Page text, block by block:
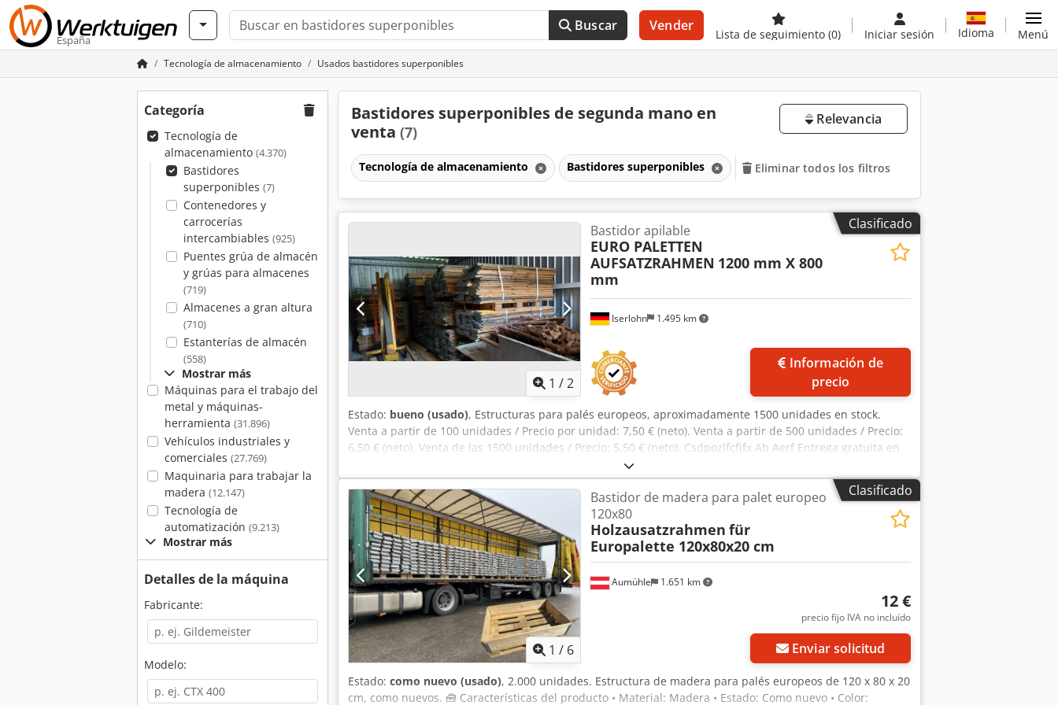
España
Buscar Vender
Lista de seguimiento (0) Iniciar sesión Idioma Menú
Tecnología de almacenamiento Usados bastidores superponibles
Categoría
Tecnología de
almacenamiento (4.370)
Bastidores
superponibles (7)
Contenedores y
carrocerías
intercambiables (925)
Puentes grúa de almacén
y grúas para almacenes
(719)
Almacenes a gran altura
(710)
Estanterías de almacén
(558)
Mostrar más
Máquinas para el trabajo del
metal y máquinas-
herramienta (31.896)
Vehículos industriales y
comerciales (27.769)
Maquinaria para trabajar la
madera (12.147)
Tecnología de
automatización (9.213)
Mostrar más
Detalles de la máquina
Fabricante:
Modelo:
Bastidores superponibles de segunda mano en
venta (7)
Relevancia
Tecnología de almacenamiento Bastidores superponibles Eliminar todos los filtros
Clasificado
Pedir más fotos
1 /2
Iserlohn 1.495 km
Bastidor apilable
EURO PALETTEN
AUFSATZRAHMEN 1200 mm X 800
mm
precio
Estado: bueno (usado), Estructuras para palés europeos, aproximadamente 1500 unidades en stock.
Venta a partir de 100 unidades / Precio por unidad: 7,50 € (neto). Venta a partir de 500 unidades / Precio:
6,50 € (neto). Venta de las 1500 unidades / Precio: 5,50 € (neto). Csdpozlfcfjfx Ab Aerf Entrega gratuita en
Clasificado
1 / 6
Aumühle 1.651 km
Bastidor de madera para palet europeo
120x80
Holzausatzrahmen für
Europalette 120x80x20 cm
12 €
precio fijo IVA no incluído
Enviar solicitud
Estado: como nuevo (usado), 2.000 unidades. Estructura de madera para palés europeos de 120 x 80 x 20
cm, como nuevos. 🧰 Características del producto • Material: Madera • Estado: Como nuevo • Color: